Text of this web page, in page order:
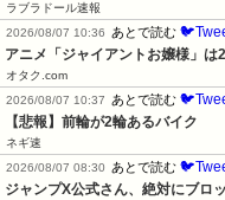
ラブラドール速報
2026/08/07 10:36
あとで読む
アニメ「ジャイアントお嬢様」は
オタク.com
2026/08/07 10:37
あとで読む
【悲報】前輪が2輪あるバイク
ネギ速
2026/08/07 08:30
あとで読む
ジャンプX公式さん、絶対にブロ